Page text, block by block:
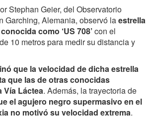
Stephan Geier, del Observatorio
Garching, Alemania, observó laestrella
como ‘US 708’con el
10 metros para medir su distancia y
que la velocidad de dicha estrella
que las de otras conocidas
Vía Láctea. Además, la trayectoria de
el agujero negro supermasivo en el
no motivó su velocidad extrema.